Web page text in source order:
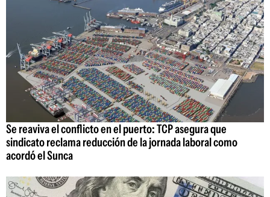
Se reaviva el conflicto en el puerto: TCP asegura que
sindicato reclama reducción de la jornada laboral como
acordó el Sunca